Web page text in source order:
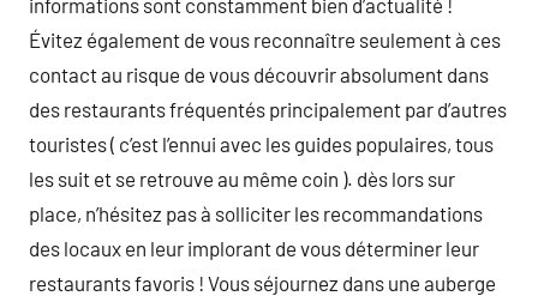
Évitez également de vous reconnaître seulement à ces
contact au risque de vous découvrir absolument dans
des restaurants fréquentés principalement par d’autres
touristes ( c’est l’ennui avec les guides populaires, tous
les suit et se retrouve au même coin ). dès lors sur
place, n’hésitez pas à solliciter les recommandations
des locaux en leur implorant de vous déterminer leur
restaurants favoris ! Vous séjournez dans une auberge